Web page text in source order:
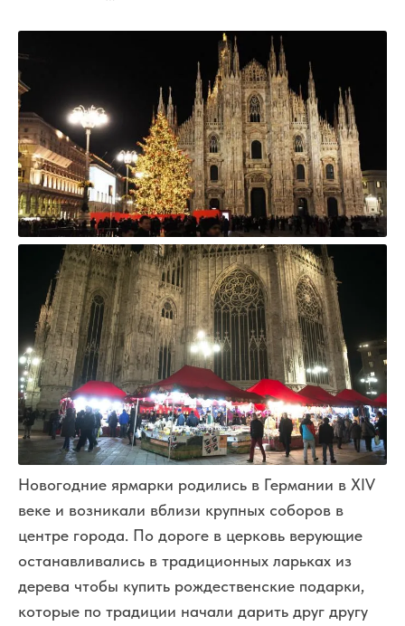
Новогодние ярмарки родились в Германии в XIV
веке и возникали вблизи крупных соборов в
центре города. По дороге в церковь верующие
останавливались в традиционных ларьках из
дерева чтобы купить рождественские подарки,
которые по традиции начали дарить друг другу